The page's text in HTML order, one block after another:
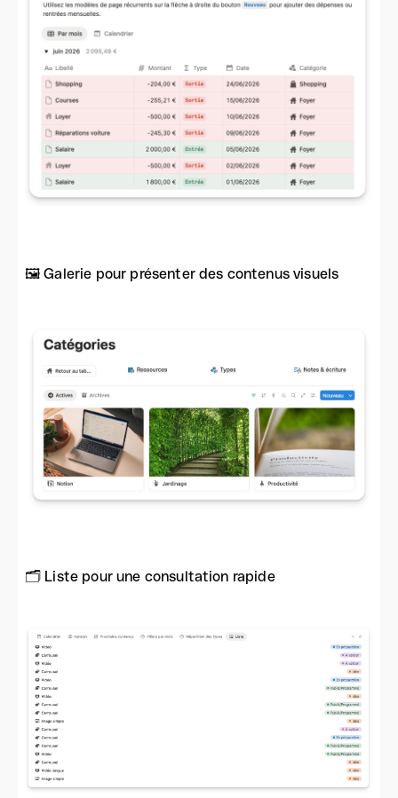
🖼️ Galerie pour présenter des contenus visuels
🗂️ Liste pour une consultation rapide